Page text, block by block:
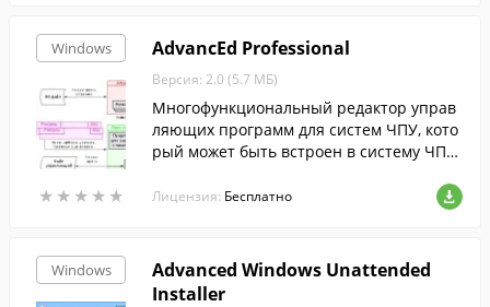
Windows
★ ★ ★ ★ ★
★ ★ ★ ★ ★
AdvancEd Professional
Версия: 2.0 (5.7 МБ)
Многофункциональный редактор управ
ляющих программ для систем ЧПУ, кото
рый может быть встроен в систему ЧПУ
ятельного приложения.
Лицензия: Бесплатно
Windows
Advanced Windows Unattended
Installer